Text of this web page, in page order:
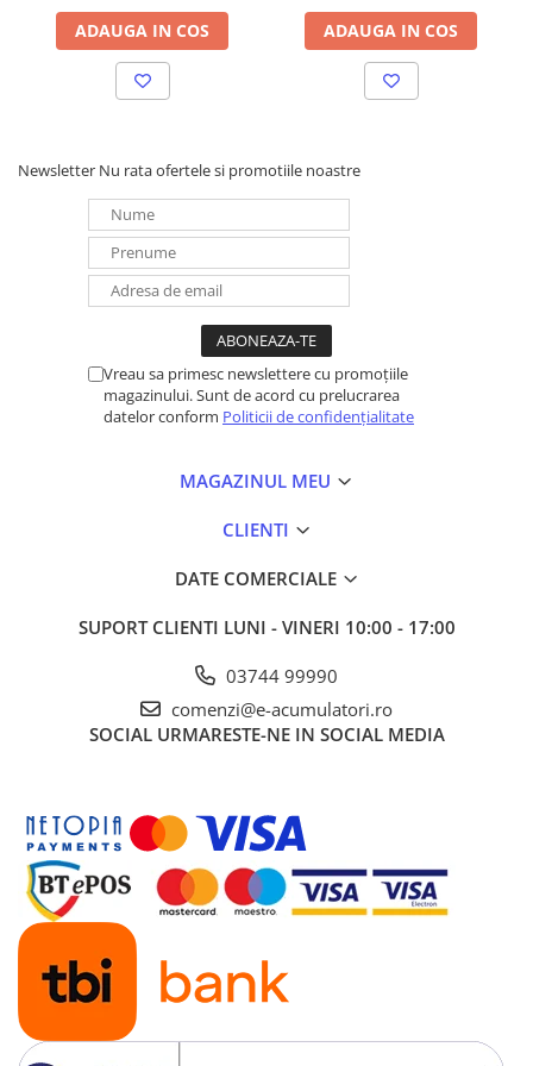
Cum funcționează?
Specificații tehnice:
Model
INVSOL01
Tensiune
baterie
12 V DC
continuă
(nominală)
Putere impuls
ADAUGA IN COS ADAUGA IN COS
Newsletter Nu rata ofertele si promotiile noastre
Vreau sa primesc newslettere cu promoțiile
magazinului. Sunt de acord cu prelucrarea
datelor conform Politicii de confidențialitate
MAGAZINUL MEU
CLIENTI
DATE COMERCIALE
SUPORT CLIENTI LUNI - VINERI 10:00 - 17:00
03744 99990
comenzi@e-acumulatori.ro
SOCIAL URMARESTE-NE IN SOCIAL MEDIA